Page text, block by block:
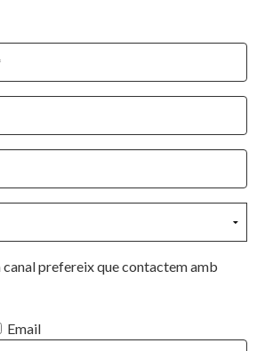
canal prefereix que contactem amb
Email